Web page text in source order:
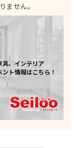
ません。
具、インテリア
ント情報はこちら！